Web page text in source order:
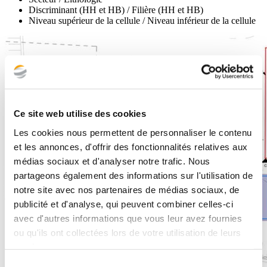
Ce site web utilise des cookies
Les cookies nous permettent de personnaliser le contenu
et les annonces, d'offrir des fonctionnalités relatives aux
médias sociaux et d'analyser notre trafic. Nous
partageons également des informations sur l'utilisation de
notre site avec nos partenaires de médias sociaux, de
publicité et d'analyse, qui peuvent combiner celles-ci
avec d'autres informations que vous leur avez fournies
ou qu'ils ont collectées lors de votre utilisation de leurs
Discriminant (HH et HB) / Filière (HH et HB)
Niveau supérieur de la cellule / Niveau inférieur de la cellule